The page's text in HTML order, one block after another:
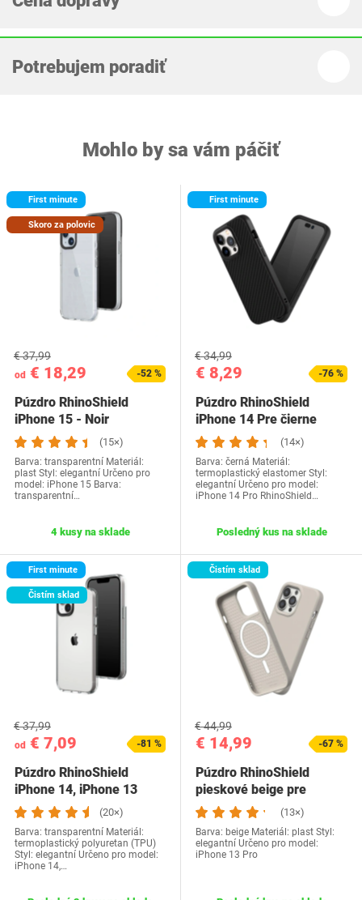
Potrebujem poradiť
Mohlo by sa vám páčiť
First minute
Skoro za polovic
od € 18,29
€ 37,99
-52 %
Púzdro RhinoShield
iPhone 15 - Noir
(15×)
Barva: transparentní Materiál:
plast Styl: elegantní Určeno pro
model: iPhone 15 Barva:
transparentní…
4 kusy na sklade
First minute
€ 8,29
€ 34,99
-76 %
Púzdro RhinoShield
iPhone 14 Pre čierne
(14×)
Barva: černá Materiál:
termoplastický elastomer Styl:
elegantní Určeno pro model:
iPhone 14 Pro RhinoShield…
Posledný kus na sklade
First minute
Čistím sklad
od € 7,09
€ 37,99
-81 %
Púzdro RhinoShield
iPhone 14, iPhone 13
(20×)
Barva: transparentní Materiál:
termoplastický polyuretan (TPU)
Styl: elegantní Určeno pro model:
iPhone 14,…
Čistím sklad
€ 14,99
€ 44,99
-67 %
Púzdro RhinoShield
pieskové beige pre
iPhone
(13×)
Barva: beige Materiál: plast Styl:
elegantní Určeno pro model:
iPhone 13 Pro